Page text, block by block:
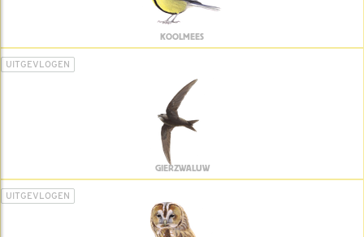
KOOLMEES
UITGEVLOGEN
GIERZWALUW
UITGEVLOGEN